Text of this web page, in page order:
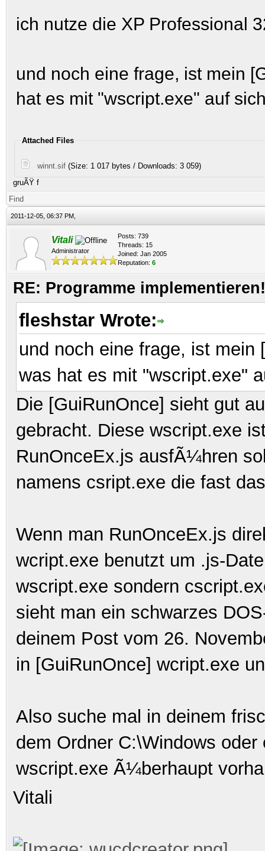
ich nutze die XP Professional
und noch eine frage, ist mein
hat es mit "wscript.exe" auf
Attached Files
winnt.sif(Size: 1 017 bytes / Downloads: 3 059)
gruÃŸ f
Find
2011-12-05, 06:37 PM,
Vitali
Administrator
Posts: 739
Threads: 15
Joined: Jan 2005
Reputation: 6
RE: Programme
fleshstar Wrote:
und noch eine frage, ist mein
was hat es mit "wscript.exe"
Die [GuiRunOnce] sieht gut
gebracht. Diese wscript.exe
RunOnceEx.js ausfÃ¼hren
namens csript.exe die fast
Wenn man RunOnceEx.js
wcript.exe benutzt um .js-
wscript.exe sondern
sieht man ein schwarzes
deinem Post vom 26.
in [GuiRunOnce] wcript.exe
Also suche mal in deinem
dem Ordner C:\Windows
wscript.exe Ã¼berhaupt
Vitali